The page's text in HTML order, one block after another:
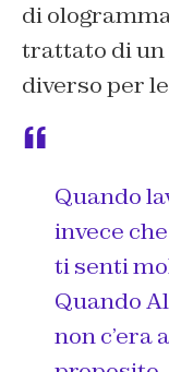
di
trattato di un
diverso per
Quando
invece
ti senti
Quando
non c’era